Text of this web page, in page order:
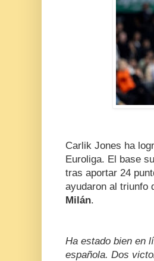
Carlik Jones ha
Euroliga. El base
tras aportar 24
ayudaron al triunfo
Milán.
Ha estado bien en
española. Dos